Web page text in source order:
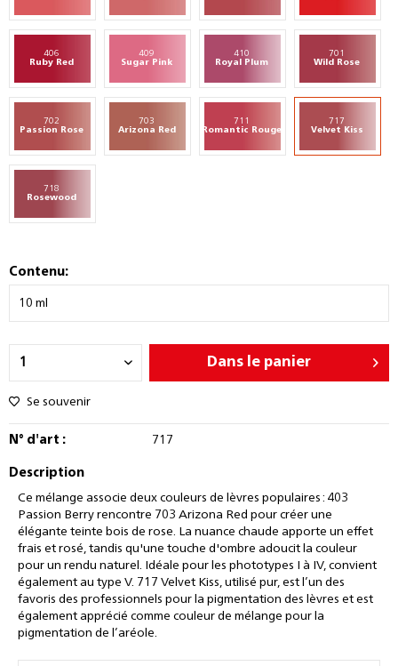
406
Ruby Red
409
Sugar Pink
410
Royal Plum
701
Wild Rose
702
Passion Rose
703
Arizona Red
711
Romantic Rouge
717
Velvet Kiss
718
Rosewood
Contenu:
Dans le panier
Se souvenir
N° d'art : 717
Description
Ce mélange associe deux couleurs de lèvres populaires : 403
Passion Berry rencontre 703 Arizona Red pour créer une
élégante teinte bois de rose. La nuance chaude apporte un effet
frais et rosé, tandis qu'une touche d'ombre adoucit la couleur
pour un rendu naturel. Idéale pour les phototypes I à IV, convient
également au type V. 717 Velvet Kiss, utilisé pur, est l’un des
favoris des professionnels pour la pigmentation des lèvres et est
également apprécié comme couleur de mélange pour la
pigmentation de l’aréole.